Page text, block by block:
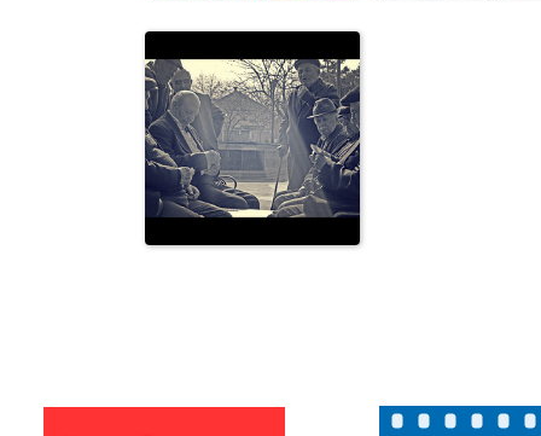
Фоторепортаж